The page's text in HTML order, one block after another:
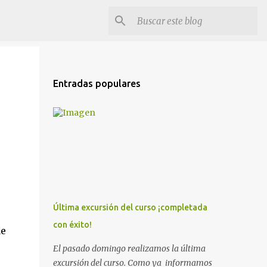
Entradas populares
Última excursión del curso ¡completada
con éxito!
El pasado domingo realizamos la última
excursión del curso. Como ya informamos